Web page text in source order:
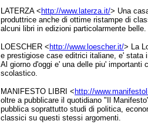
LATERZA < http://www.laterza.it/> Una
produttrice anche di ottime ristampe di
alcuni libri in edizioni particolarmente belle.
LOESCHER < http://www.loescher.it/> La
e prestigiose case editrici italiane, e' stata
Al giorno d'oggi e' una delle piu' importanti
scolastico.
MANIFESTO LIBRI < http://
oltre a pubblicare il quotidiano "Il
pubblica soprattutto studi di politica,
classici su questi stessi argomenti.